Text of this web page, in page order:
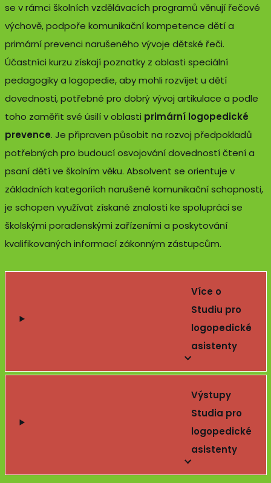
se v rámci školních vzdělávacích programů věnují řečové
výchově, podpoře komunikační kompetence dětí a
primární prevenci narušeného vývoje dětské řeči.
Účastníci kurzu získají poznatky z oblasti speciální
pedagogiky a logopedie, aby mohli rozvíjet u dětí
dovednosti, potřebné pro dobrý vývoj artikulace a podle
toho zaměřit své úsilí v oblasti primární logopedické
prevence. Je připraven působit na rozvoj předpokladů
potřebných pro budoucí osvojování dovedností čtení a
psaní dětí ve školním věku. Absolvent se orientuje v
základních kategoriích narušené komunikační schopnosti,
je schopen využívat získané znalosti ke spolupráci se
školskými poradenskými zařízeními a poskytování
kvalifikovaných informací zákonným zástupcům.
Více o
Studiu pro
logopedické
asistenty
Výstupy
Studia pro
logopedické
asistenty